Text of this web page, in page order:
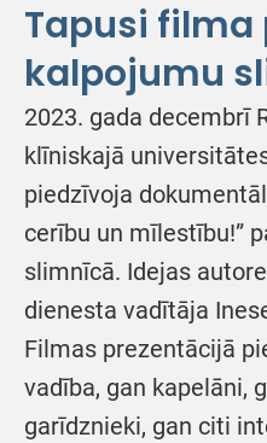
Tapusi filma
kalpojumu
2023. gada decembrī
klīniskajā
piedzīvoja
cerību un mīlestību!”
slimnīcā. Idejas
dienesta vadītāja
Filmas prezentācijā
vadība, gan kapelāni,
garīdznieki, gan citi